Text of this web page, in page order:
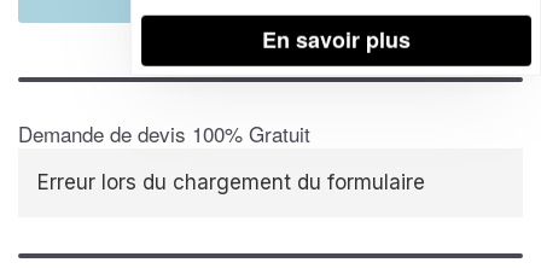
Leaflet| Map data ©OpenStreetMap contributors,CC-BY-SA
Demande de devis 100% Gratuit
Erreur lors du chargement du formulaire
En savoir plus